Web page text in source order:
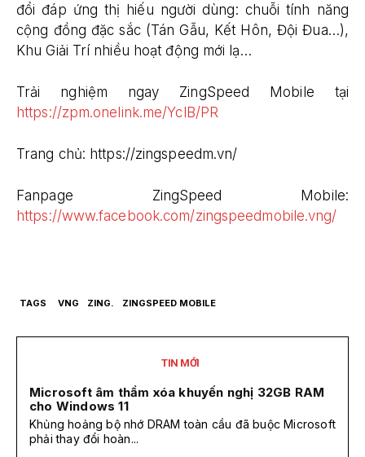
đổi đáp ứng thị hiếu người dùng: chuỗi tính năng
cộng đồng đặc sắc (Tán Gẫu, Kết Hôn, Đội Đua…),
Khu Giải Trí nhiều hoạt động mới lạ…
Trải nghiệm ngay ZingSpeed Mobile tại
https://zpm.onelink.me/YclB/PR
Trang chủ: https://zingspeedm.vn/
Fanpage ZingSpeed Mobile:
https://www.facebook.com/zingspeedmobile.vng/
TAGS VNG ZING. ZINGSPEED MOBILE
TIN MỚI
Microsoft âm thầm xóa khuyến nghị 32GB RAM
cho Windows 11
Khủng hoảng bộ nhớ DRAM toàn cầu đã buộc Microsoft
phải thay đổi hoàn...